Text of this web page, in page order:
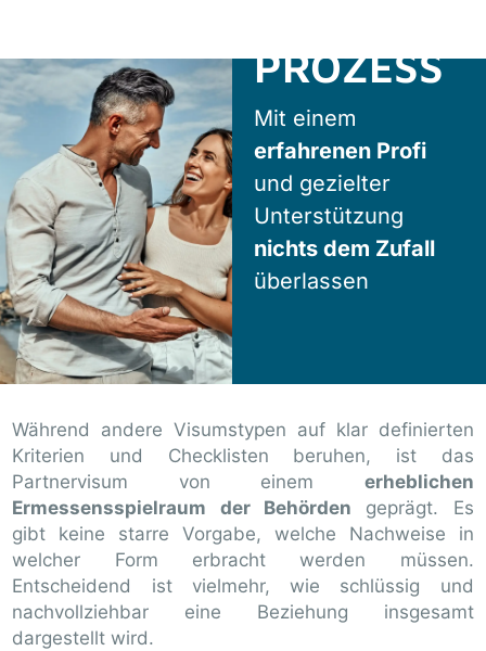
PROZESS
Mit einem
erfahrenen Profi
und gezielter
Unterstützung
nichts dem Zufall
überlassen
Während andere Visumstypen auf klar definierten
Kriterien und Checklisten beruhen, ist das
Partnervisum von einem erheblichen
Ermessensspielraum der Behörden geprägt. Es
gibt keine starre Vorgabe, welche Nachweise in
welcher Form erbracht werden müssen.
Entscheidend ist vielmehr, wie schlüssig und
nachvollziehbar eine Beziehung insgesamt
dargestellt wird.